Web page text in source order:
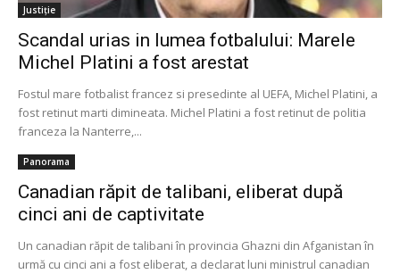
Justiție
Scandal urias in lumea fotbalului: Marele
Michel Platini a fost arestat
Fostul mare fotbalist francez si presedinte al UEFA, Michel Platini, a
fost retinut marti dimineata. Michel Platini a fost retinut de politia
franceza la Nanterre,...
Panorama
Canadian răpit de talibani, eliberat după
cinci ani de captivitate
Un canadian răpit de talibani în provincia Ghazni din Afganistan în
urmă cu cinci ani a fost eliberat, a declarat luni ministrul canadian